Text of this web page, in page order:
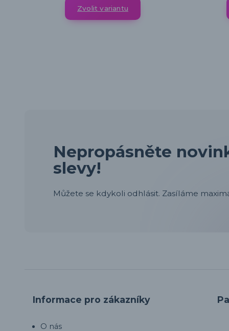
Zvolit variantu
Nepropásněte
slevy!
Můžete se kdykoli odhlásit. Zasíláme
Informace pro zákazníky
O nás